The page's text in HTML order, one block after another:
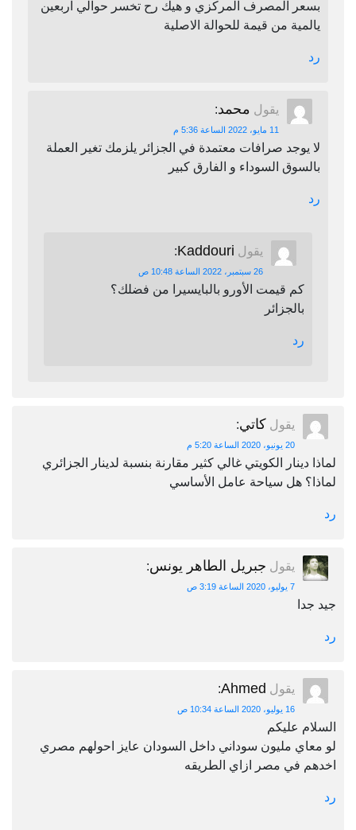
بسعر المصرف المركزي و هيك رح تخسر حوالي اربعين
يالمية من قيمة للحوالة الاصلية
رد
يقول محمد:
11 مايو، 2022 الساعة 5:36 م
لا يوجد صرافات معتمدة في الجزائر يلزمك تغير العملة
بالسوق السوداء و الفارق كبير
رد
يقول Kaddouri
:
26 سبتمبر، 2022 الساعة 10:48 ص
كم قيمت الأورو بالبايسيرا من فضلك؟
بالجزائر
رد
يقول كاتي:
20 يونيو، 2020 الساعة 5:20 م
لماذا دينار الكويتي غالي كثير مقارنة بنسبة لدينار الجزائري
لماذا؟ هل سياحة عامل الأساسي
رد
يقول جبريل الطاهر يونس:
7 يوليو، 2020 الساعة 3:19 ص
جيد جدا
رد
يقول Ahmed
:
16 يوليو، 2020 الساعة 10:34 ص
السلام عليكم
لو معاي مليون سوداني داخل السودان عايز احولهم مصري
اخدهم في مصر ازاي الطريقه
رد